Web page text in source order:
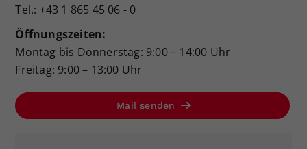
Tel.: +43 1 865 45 06 - 0
Öffnungszeiten:
Montag bis Donnerstag: 9:00 – 14:00 Uhr
Freitag: 9:00 – 13:00 Uhr
Mail senden